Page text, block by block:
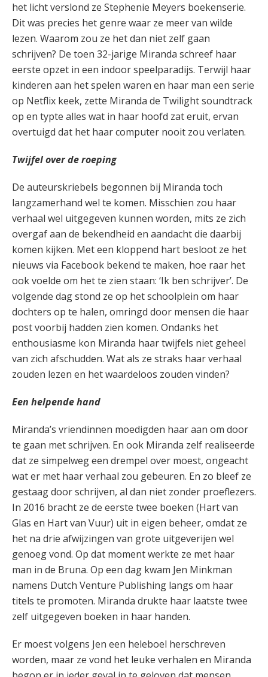
het licht verslond ze Stephenie Meyers boekenserie.
Dit was precies het genre waar ze meer van wilde
lezen. Waarom zou ze het dan niet zelf gaan
schrijven? De toen 32-jarige Miranda schreef haar
eerste opzet in een indoor speelparadijs. Terwijl haar
kinderen aan het spelen waren en haar man een serie
op Netflix keek, zette Miranda de Twilight soundtrack
op en typte alles wat in haar hoofd zat eruit, ervan
overtuigd dat het haar computer nooit zou verlaten.
Twijfel over de roeping
De auteurskriebels begonnen bij Miranda toch
langzamerhand wel te komen. Misschien zou haar
verhaal wel uitgegeven kunnen worden, mits ze zich
overgaf aan de bekendheid en aandacht die daarbij
komen kijken. Met een kloppend hart besloot ze het
nieuws via Facebook bekend te maken, hoe raar het
ook voelde om het te zien staan: ‘Ik ben schrijver’. De
volgende dag stond ze op het schoolplein om haar
dochters op te halen, omringd door mensen die haar
post voorbij hadden zien komen. Ondanks het
enthousiasme kon Miranda haar twijfels niet geheel
van zich afschudden. Wat als ze straks haar verhaal
zouden lezen en het waardeloos zouden vinden?
Een helpende hand
Miranda’s vriendinnen moedigden haar aan om door
te gaan met schrijven. En ook Miranda zelf realiseerde
dat ze simpelweg een drempel over moest, ongeacht
wat er met haar verhaal zou gebeuren. En zo bleef ze
gestaag door schrijven, al dan niet zonder proeflezers.
In 2016 bracht ze de eerste twee boeken (Hart van
Glas en Hart van Vuur) uit in eigen beheer, omdat ze
het na drie afwijzingen van grote uitgeverijen wel
genoeg vond. Op dat moment werkte ze met haar
man in de Bruna. Op een dag kwam Jen Minkman
namens Dutch Venture Publishing langs om haar
titels te promoten. Miranda drukte haar laatste twee
zelf uitgegeven boeken in haar handen.
Er moest volgens Jen een heleboel herschreven
worden, maar ze vond het leuke verhalen en Miranda